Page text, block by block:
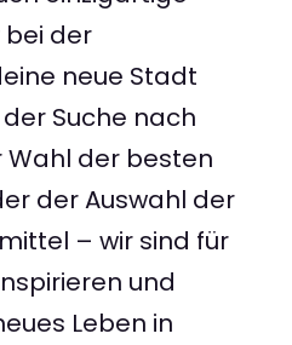
bei der
neue Stadt
Suche nach
Wahl der besten
der Auswahl der
– wir sind für
und
Leben in